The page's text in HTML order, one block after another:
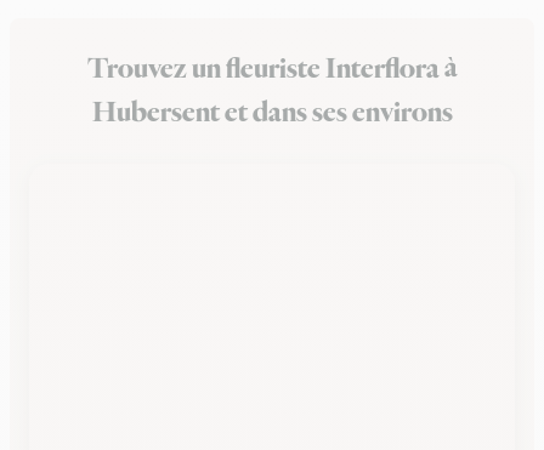
Trouvez un fleuriste Interflora à
Hubersent et dans ses environs